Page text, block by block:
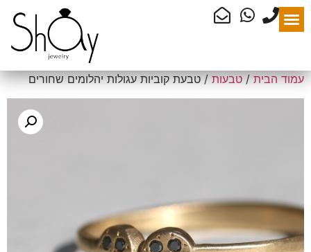
עמוד הבית/טבעות/ טבעת קוביות עגולות יהלומים שחורים